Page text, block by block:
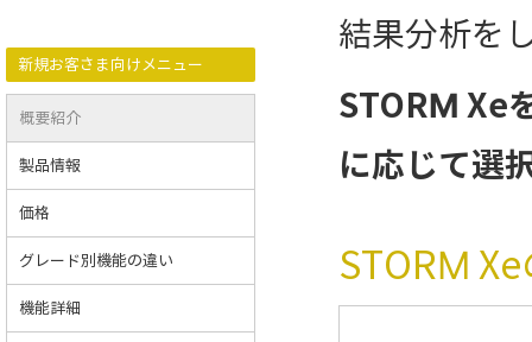
結果分析を
STORM Xe
に応じて選
STORM
新規お客さま向けメニュー
概要紹介
製品情報
価格
グレード別機能の違い
機能詳細